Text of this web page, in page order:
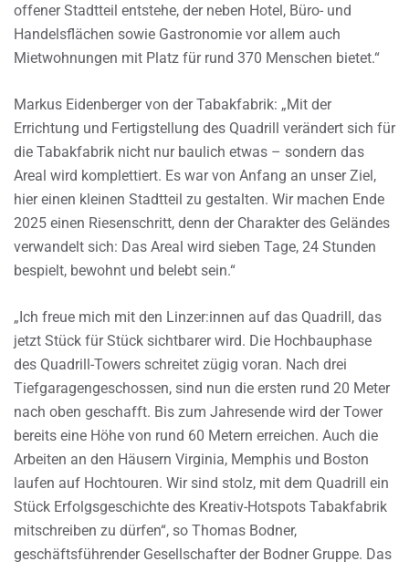
offener Stadtteil entstehe, der neben Hotel, Büro- und
Handelsflächen sowie Gastronomie vor allem auch
Mietwohnungen mit Platz für rund 370 Menschen bietet.“
Markus Eidenberger von der Tabakfabrik: „Mit der
Errichtung und Fertigstellung des Quadrill verändert sich für
die Tabakfabrik nicht nur baulich etwas – sondern das
Areal wird komplettiert. Es war von Anfang an unser Ziel,
hier einen kleinen Stadtteil zu gestalten. Wir machen Ende
2025 einen Riesenschritt, denn der Charakter des Geländes
verwandelt sich: Das Areal wird sieben Tage, 24 Stunden
bespielt, bewohnt und belebt sein.“
„Ich freue mich mit den Linzer:innen auf das Quadrill, das
jetzt Stück für Stück sichtbarer wird. Die Hochbauphase
des Quadrill-Towers schreitet zügig voran. Nach drei
Tiefgaragengeschossen, sind nun die ersten rund 20 Meter
nach oben geschafft. Bis zum Jahresende wird der Tower
bereits eine Höhe von rund 60 Metern erreichen. Auch die
Arbeiten an den Häusern Virginia, Memphis und Boston
laufen auf Hochtouren. Wir sind stolz, mit dem Quadrill ein
Stück Erfolgsgeschichte des Kreativ-Hotspots Tabakfabrik
mitschreiben zu dürfen“, so Thomas Bodner,
geschäftsführender Gesellschafter der Bodner Gruppe. Das